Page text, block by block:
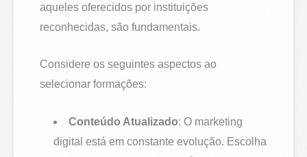
aqueles oferecidos por instituições
reconhecidas, são fundamentais.
Considere os seguintes aspectos ao
selecionar formações:
Conteúdo Atualizado: O marketing
digital está em constante evolução. Escolha